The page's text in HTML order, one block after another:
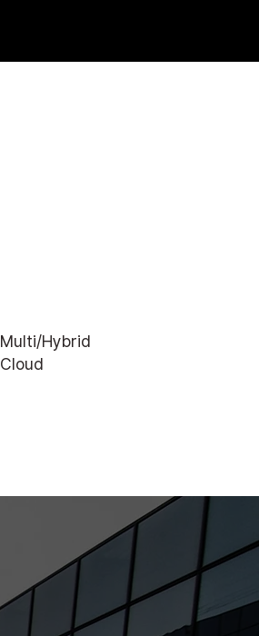
Multi/Hybrid
Cloud